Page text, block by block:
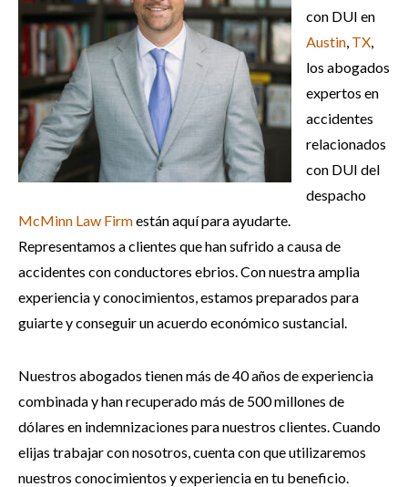
con DUI en
Austin, TX,
los abogados
expertos en
accidentes
relacionados
con DUI del
despacho
McMinn Law Firmestán aquí para ayudarte.
Representamos a clientes que han sufrido a causa de
accidentes con conductores ebrios. Con nuestra amplia
experiencia y conocimientos, estamos preparados para
guiarte y conseguir un acuerdo económico sustancial.
Nuestros abogados tienen más de 40 años de experiencia
combinada y han recuperado más de 500 millones de
dólares en indemnizaciones para nuestros clientes. Cuando
elijas trabajar con nosotros, cuenta con que utilizaremos
nuestros conocimientos y experiencia en tu beneficio.